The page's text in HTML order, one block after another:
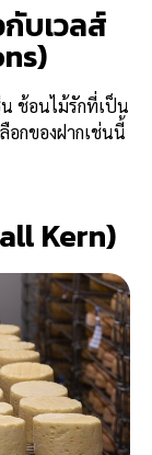
บเวลส์
ช้อนไม้รักที่เป็น
อกของฝากเช่นนี้
Kern)